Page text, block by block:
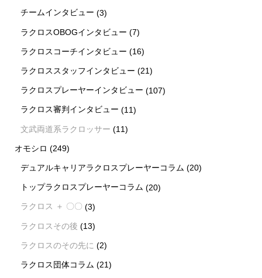
チームインタビュー (3)
ラクロスOBOGインタビュー (7)
ラクロスコーチインタビュー (16)
ラクロススタッフインタビュー (21)
ラクロスプレーヤーインタビュー (107)
ラクロス審判インタビュー (11)
文武両道系ラクロッサー (11)
オモシロ (249)
デュアルキャリアラクロスプレーヤーコラム (20)
トップラクロスプレーヤーコラム (20)
ラクロス ＋ 〇〇 (3)
ラクロスその後 (13)
ラクロスのその先に (2)
ラクロス団体コラム (21)